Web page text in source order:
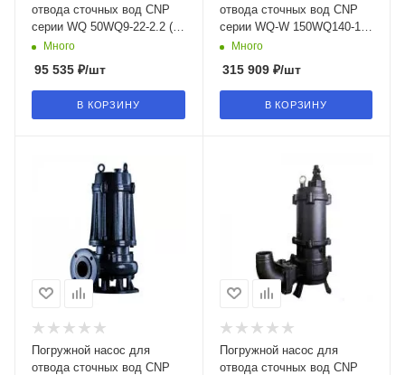
отвода сточных вод CNP
серии WQ 50WQ9-22-2.2 (I)
в Воронеже
Много
95 535 ₽/шт
В КОРЗИНУ
отвода сточных вод CNP
серии WQ-W 150WQ140-10-
7.5W(I) в Воронеже
Много
315 909₽/шт
В КОРЗИНУ
Погружной насос для
отвода сточных вод CNP
Погружной насос для
отвода сточных вод CNP